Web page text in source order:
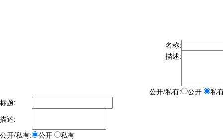
名称:
描述:
公开/私有: 公开
私
标题:
描述:
公开/私有:
公开 私有